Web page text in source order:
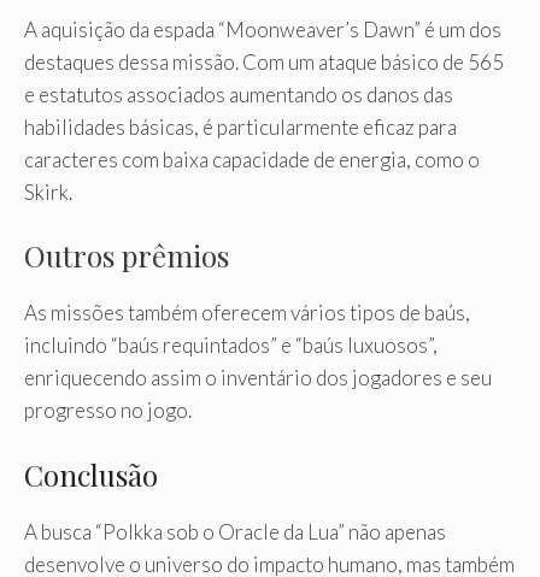
A aquisição da espada “Moonweaver’s Dawn” é um dos
destaques dessa missão. Com um ataque básico de 565
e estatutos associados aumentando os danos das
habilidades básicas, é particularmente eficaz para
caracteres com baixa capacidade de energia, como o
Skirk.
Outros prêmios
As missões também oferecem vários tipos de baús,
incluindo “baús requintados” e “baús luxuosos”,
enriquecendo assim o inventário dos jogadores e seu
progresso no jogo.
Conclusão
A busca “Polkka sob o Oracle da Lua” não apenas
desenvolve o universo do impacto humano, mas também